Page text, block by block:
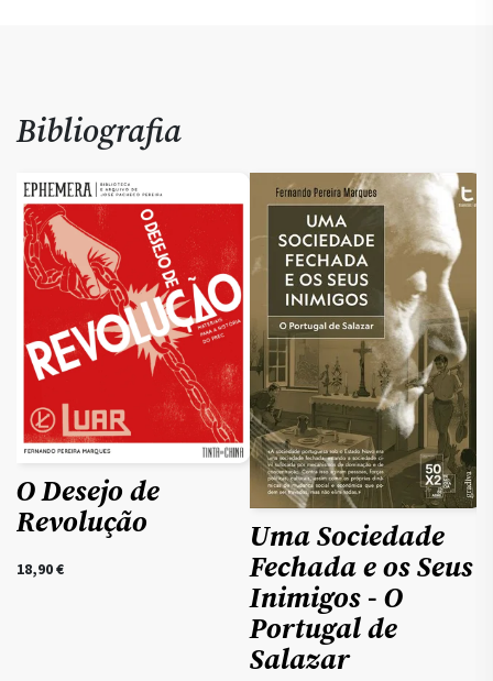
Bibliografia
O Desejo de
Revolução
18,90€
Uma Sociedade
Fechada e os Seus
Inimigos - O
Portugal de
Salazar